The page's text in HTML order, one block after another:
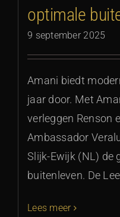
optimale
9 september 2025
Amani biedt
jaar door. Met
verleggen Renson
Ambassador
Slijk-Ewijk (NL) de
buitenleven. De
Lees meer